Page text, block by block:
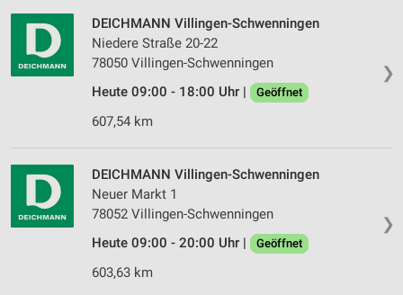
❯
DEICHMANN Villingen-Schwenningen
Niedere Straße 20-22
78050 Villingen-Schwenningen
Heute 09:00 - 18:00 Uhr |
Geöffnet
607,54 km
❯
DEICHMANN Villingen-Schwenningen
Neuer Markt 1
78052 Villingen-Schwenningen
Heute 09:00 - 20:00 Uhr |
Geöffnet
603,63 km
Kombinationen von Daten aus verschiedenen
Quellen
Entwicklung und Verbesserung der Angebote
Verwendung reduzierter Daten zur Auswahl von
Verwendung genauer Standortdaten
Geräte anhand von aktiv angeforderten
Informationen identifizieren